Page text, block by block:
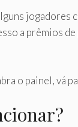
jogadores
a prêmios
o painel, vá